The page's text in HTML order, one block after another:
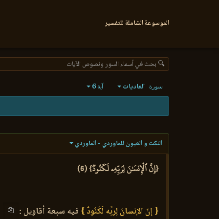
الموسوعة الشاملة للتفسير
🔍 بحث في أسماء السور ونصوص الآيات
سورة العاديات آية6
النكت و العيون للماوردي - الماوردي
{إِنَّ ٱلۡإِنسَٰنَ لِرَبِّهِۦ لَكَنُودٞ} (6)
{ إنّ الإنسانَ لِربِّه لَكَنُودٌ } فيه سبعة أقاويل :